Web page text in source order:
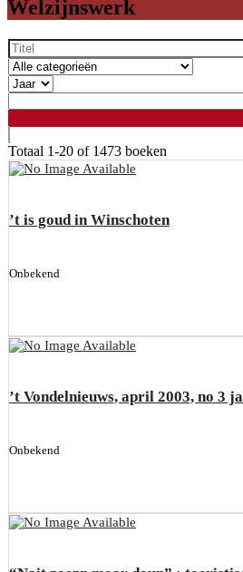
Welzijnswerk
Totaal 1-20 of 1473 boeken
’t is goud in Winschoten
Onbekend
’t Vondelnieuws, april 2003, no 3
Onbekend